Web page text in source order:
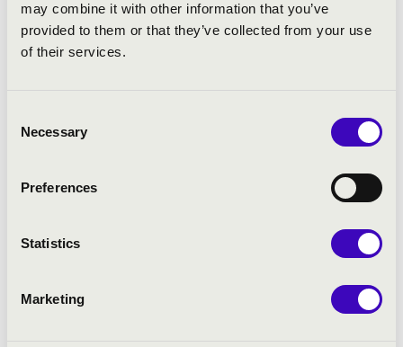
may combine it with other information that you’ve
provided to them or that they’ve collected from your use
of their services.
Selection
Necessary
Preferences
Statistics
Marketing
Persze ez akkor még egy nagyon intuitív
dolog volt bennem, és ami a leginkább
személye volt, Mátrai Mária ugyanis át tudta
bennem a csellóhoz szükséges fizikai
A zenélést nyolcévesen kezdtem, majd
miután tizenegy évesen megnyertem egy
országos versenyt, felvettek a Zeneakadémia
előkészítő osztályára. Hét év után, egy